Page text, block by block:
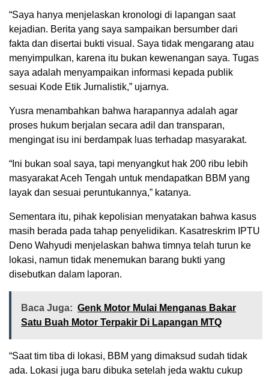
“Saya hanya menjelaskan kronologi di lapangan saat
kejadian. Berita yang saya sampaikan bersumber dari
fakta dan disertai bukti visual. Saya tidak mengarang atau
menyimpulkan, karena itu bukan kewenangan saya. Tugas
saya adalah menyampaikan informasi kepada publik
sesuai Kode Etik Jurnalistik,” ujarnya.
Yusra menambahkan bahwa harapannya adalah agar
proses hukum berjalan secara adil dan transparan,
mengingat isu ini berdampak luas terhadap masyarakat.
“Ini bukan soal saya, tapi menyangkut hak 200 ribu lebih
masyarakat Aceh Tengah untuk mendapatkan BBM yang
layak dan sesuai peruntukannya,” katanya.
Sementara itu, pihak kepolisian menyatakan bahwa kasus
masih berada pada tahap penyelidikan. Kasatreskrim IPTU
Deno Wahyudi menjelaskan bahwa timnya telah turun ke
lokasi, namun tidak menemukan barang bukti yang
disebutkan dalam laporan.
Baca Juga: Genk Motor Mulai Menganas Bakar
Satu Buah Motor Terpakir Di Lapangan MTQ
“Saat tim tiba di lokasi, BBM yang dimaksud sudah tidak
ada. Lokasi juga baru dibuka setelah jeda waktu cukup